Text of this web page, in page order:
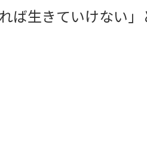
ば生きていけない」